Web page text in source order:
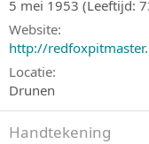
5 mei 1953 (Leeftijd:
Website
http://
Locatie
Drunen
Handtekening